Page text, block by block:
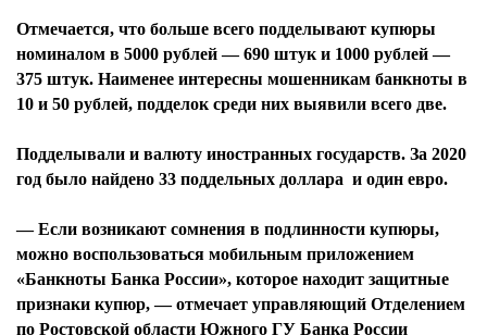
Отмечается, что больше всего подделывают купюры
номиналом в 5000 рублей — 690 штук и 1000 рублей —
375 штук. Наименее интересны мошенникам банкноты в
10 и 50 рублей, подделок среди них выявили всего две.
Подделывали и валюту иностранных государств. За 2020
год было найдено 33 поддельных доллара и один евро.
— Если возникают сомнения в подлинности купюры,
можно воспользоваться мобильным приложением
«Банкноты Банка России», которое находит защитные
признаки купюр, — отмечает управляющий Отделением
по Ростовской области Южного ГУ Банка России